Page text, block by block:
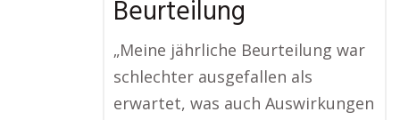
Beurteilung
„Meine jährliche Beurteilung war
schlechter ausgefallen als
erwartet, was auch Auswirkungen